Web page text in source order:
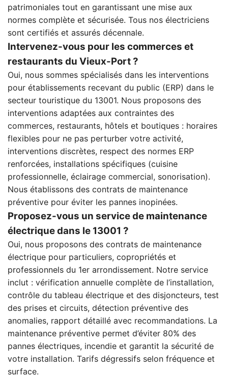
patrimoniales tout en garantissant une mise aux
normes complète et sécurisée. Tous nos électriciens
sont certifiés et assurés décennale.
Intervenez-vous pour les commerces et
restaurants du Vieux-Port ?
Oui, nous sommes spécialisés dans les interventions
pour établissements recevant du public (ERP) dans le
secteur touristique du 13001. Nous proposons des
interventions adaptées aux contraintes des
commerces, restaurants, hôtels et boutiques : horaires
flexibles pour ne pas perturber votre activité,
interventions discrètes, respect des normes ERP
renforcées, installations spécifiques (cuisine
professionnelle, éclairage commercial, sonorisation).
Nous établissons des contrats de maintenance
préventive pour éviter les pannes inopinées.
Proposez-vous un service de maintenance
électrique dans le 13001 ?
Oui, nous proposons des contrats de maintenance
électrique pour particuliers, copropriétés et
professionnels du 1er arrondissement. Notre service
inclut : vérification annuelle complète de l’installation,
contrôle du tableau électrique et des disjoncteurs, test
des prises et circuits, détection préventive des
anomalies, rapport détaillé avec recommandations. La
maintenance préventive permet d’éviter 80% des
pannes électriques, incendie et garantit la sécurité de
votre installation. Tarifs dégressifs selon fréquence et
surface.